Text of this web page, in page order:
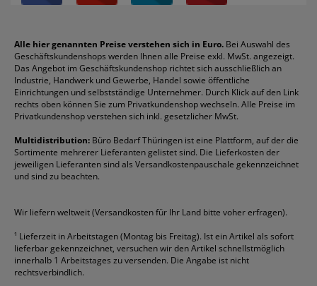
Reklamation / Retouren
Vertrag widerrufen (Privatkunden)
Rabatte & Aktionen
Briefumschläge
Druckerpatronen
Etiketten
Fineliner
Folienschreiber
Formulare
Gelschreiber
Geschäftsbücher
Klemmmappen
Kopierpapier
Korrekturmittel
Kugelschreiber
Mappen
Ordner
Packband
Permanentmarker
Taschenrechner
Textmarker
Tintenroller
Tintenpatronen
Toilettenpapier
Toner
Versandmaterial
Versandtaschen
Durable
DYMO
Edding
Esselte
Faber-Castell
Fellowes
Franken
Fripa
HP
Pentel
Pelikan
Pilot
Pritt
Schneider
Stabilo
Staedtler
alle Marken anzeigen
Alle hier genannten Preise verstehen sich in Euro. Bei Auswahl des
Geschäftskundenshops werden Ihnen alle Preise exkl. MwSt. angezeigt.
Das Angebot im Geschäftskundenshop richtet sich ausschließlich an
Industrie, Handwerk und Gewerbe, Handel sowie öffentliche
Einrichtungen und selbstständige Unternehmer. Durch Klick auf den Link
rechts oben können Sie zum Privatkundenshop wechseln. Alle Preise im
Privatkundenshop verstehen sich inkl. gesetzlicher MwSt.
Multidistribution: Büro Bedarf Thüringen ist eine Plattform, auf der die
Sortimente mehrerer Lieferanten gelistet sind. Die Lieferkosten der
jeweiligen Lieferanten sind als Versandkostenpauschale gekennzeichnet
und sind zu beachten.
Wir liefern weltweit (Versandkosten für Ihr Land bitte voher erfragen).
¹ Lieferzeit in Arbeitstagen (Montag bis Freitag). Ist ein Artikel als sofort
lieferbar gekennzeichnet, versuchen wir den Artikel schnellstmöglich
innerhalb 1 Arbeitstages zu versenden. Die Angabe ist nicht
rechtsverbindlich.